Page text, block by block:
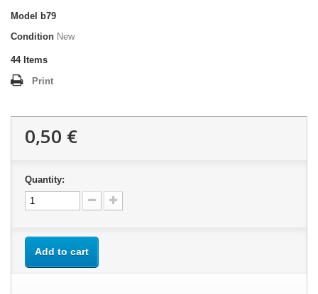
Model
b79
Condition New
44 Items
Print
0,50 €
Quantity:
Add to cart